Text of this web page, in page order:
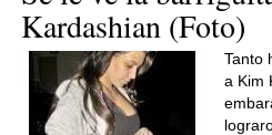
Kardashian (Foto)
Tanto
a Kim